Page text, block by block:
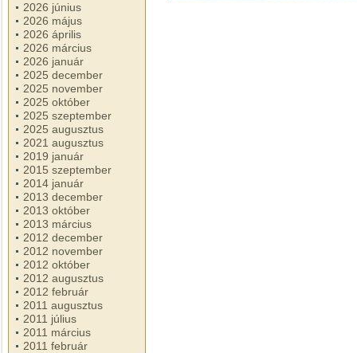
2026 június
2026 május
2026 április
2026 március
2026 január
2025 december
2025 november
2025 október
2025 szeptember
2025 augusztus
2021 augusztus
2019 január
2015 szeptember
2014 január
2013 december
2013 október
2013 március
2012 december
2012 november
2012 október
2012 augusztus
2012 február
2011 augusztus
2011 július
2011 március
2011 február